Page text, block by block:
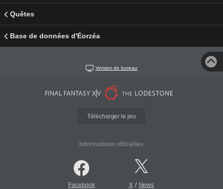
Quêtes
Base de données d'Éorzéa
Version de bureau
Télécharger le jeu
Informations officielles
Facebook X/ News